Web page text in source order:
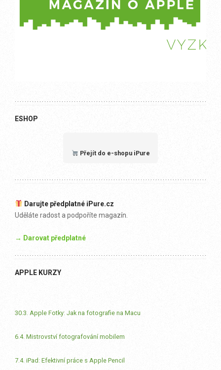
ESHOP
Přejít do e-shopu iPure
Darujte předplatné iPure.cz
Uděláte radost a podpoříte magazín.
→ Darovat předplatné
APPLE KURZY
30.3. Apple Fotky: Jak na fotografie na Macu
6.4. Mistrovství fotografování mobilem
7.4. iPad: Efektivní práce s Apple Pencil